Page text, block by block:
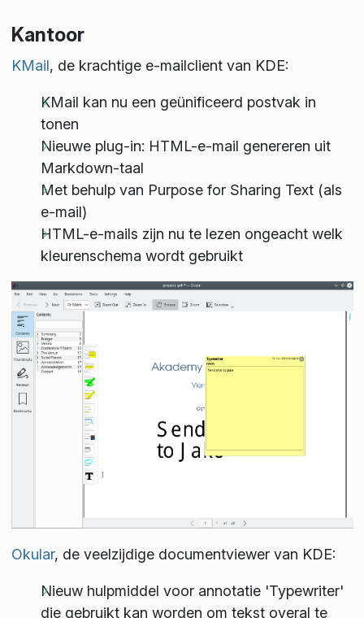
Kantoor
KMail, de krachtige e-mailclient van KDE:
KMail kan nu een geünificeerd postvak in
tonen
Nieuwe plug-in: HTML-e-mail genereren uit
Markdown-taal
Met behulp van Purpose for Sharing Text (als
e-mail)
HTML-e-mails zijn nu te lezen ongeacht welk
kleurenschema wordt gebruikt
Okular, de veelzijdige documentviewer van KDE:
Nieuw hulpmiddel voor annotatie 'Typewriter'
die gebruikt kan worden om tekst overal te